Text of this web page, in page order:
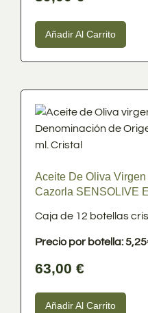
Añadir Al Carrito
Aceite De Oliva
Cazorla SENSOLIVE
Caja de 12 botellas
Precio por botella:
63,00 €
Añadir Al Carrito